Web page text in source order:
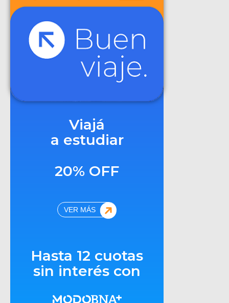
Viajá
a estudiar
20% OFF
VER MÁS
Hasta 12 cuotas
sin interés con